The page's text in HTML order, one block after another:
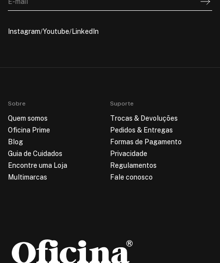
E-mail
Instagram Youtube LinkedIn
Sobre
Quem somos
Oficina Prime
Blog
Guia de Cuidados
Encontre uma Loja
Multimarcas
Suporte
Trocas & Devoluções
Pedidos & Entregas
Formas de Pagamento
Privacidade
Regulamentos
Fale conosco